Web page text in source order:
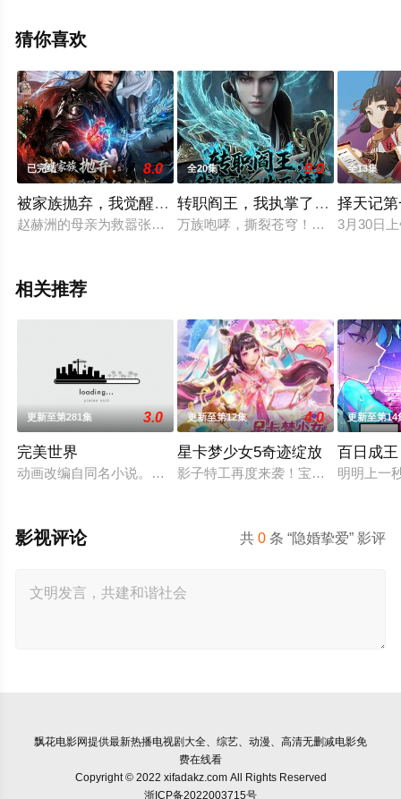
剧情网等平台了解。
。
猜你喜欢
已完结 8.0
被家族抛弃，我觉醒九亿属性点
赵赫洲的母亲为救嚣张跋扈的长女赵馨儿，不惜在身怀六甲之
全20集 9.0
转职阎王，我执掌了生死簿AI漫
万族咆哮，撕裂苍穹！全面转职时
全13集
择天记
3月30日
相关推荐
更新至第281集 3.0
完美世界
动画改编自同名小说。他为修道而生，为应劫而至，他身化亿
更新至第12集 4.0
星卡梦少女5奇迹绽放
影子特工再度来袭！宝石族精灵竟然
更新至第14
百日成王
明明上一
共0 条 “隐婚挚爱” 影评
影视评论
飘花电影网提供最新热播电视剧大全、综艺、动漫、高清无删减电影免
费在线看
Copyright © 2022 xifadakz.com All Rights Reserved
浙ICP备2022003715号